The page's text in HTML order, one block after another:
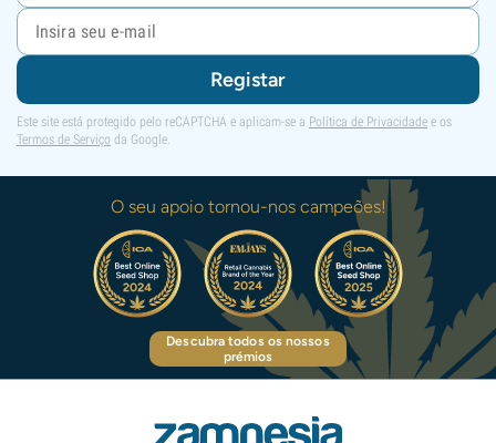
Registar
Este site está protegido pelo reCAPTCHA e aplicam-se a Política de Privacidade e os
Termos de Serviço da Google.
O seu apoio tornou-nos campeões!
Descubra todos os nossos
prémios